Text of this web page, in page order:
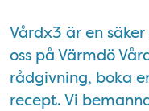
Vårdx3 är en
oss på Värmdö
rådgivning, boka
recept. Vi